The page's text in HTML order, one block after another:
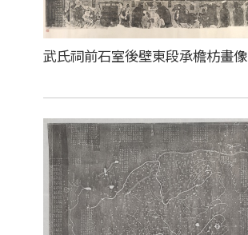
武氏祠前石室後壁東段承檐枋畫像